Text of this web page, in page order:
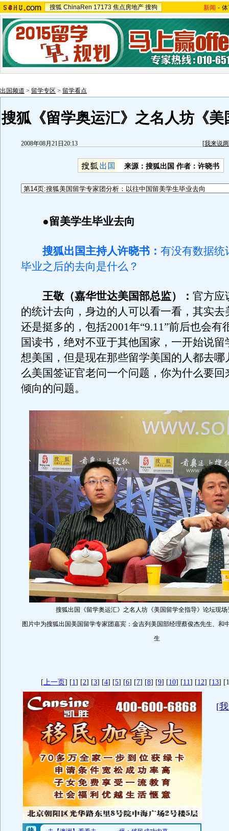
搜狐 ChinaRen 17173 焦点房地产 搜狗 新闻 -
出国频道 > 留学专区 > 留学看点
搜狐《留学奥运汇》之名人坊《美
2008年08月21日20:13 [我来说
来源：搜狐出国 作者：许晓书
●留美学生毕业去向
搜狐出国主持人许晓书： 有没有数据统
毕业之后的去向是什么？
王敬（嘉华世达美国部总监）： 官方应
的统计去向，身边的人可以看一看，其实去
还是挺多的，包括2001年“9.11”前后也会有
国读书，绝对不亚于其他国家，一开始说留
想美国，但是现在那些留学美国的人都去哪
么美国签证官老问一个问题，你为什么要回
倾向的问题。
搜狐出国《留学奥运汇》之名人坊《美国留学全指导》论坛现
图片中为搜狐出国美国留学专家团嘉宾：金吉列美国部经理蔡俊杰先生、和
生
[上一页] [1] [2] [3] [4] [5] [6] [7] [8] [9] [10] [11] [12] [13]
[